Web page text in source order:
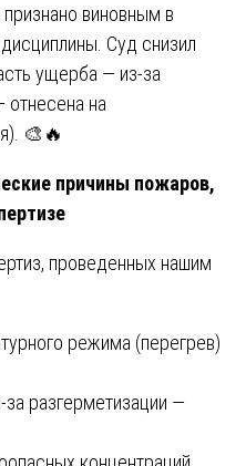
виновным в
Суд снизил
ущерба — из-за
отнесена на
🎨🔥
причины пожаров,
проведенных нашим
режима (перегрев)
разгерметизации —